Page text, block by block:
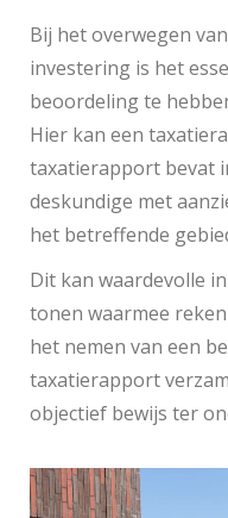
Bij het overwegen
investering is het
beoordeling te
Hier kan een
taxatierapport bevat
deskundige met
het betreffende
Dit kan waardevolle
tonen waarmee
het nemen van een
taxatierapport
objectief bewijs ter